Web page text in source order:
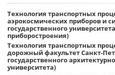
Технология транспортных
аэрокосмических приборов и
государственного
приборостроения)
Технология транспортных
дорожный факультет Санкт-
государственного
университета)